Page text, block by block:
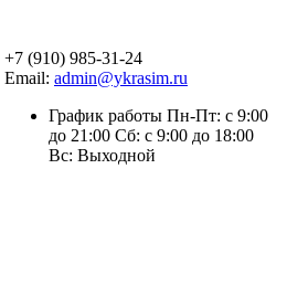
+7 (910) 985-31-24
Email: admin@ykrasim.ru
График работы Пн-Пт: с 9:00
до 21:00 Сб: с 9:00 до 18:00
Вс: Выходной